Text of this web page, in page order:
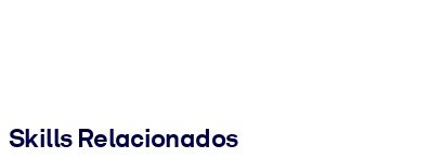
Skills Relacionados